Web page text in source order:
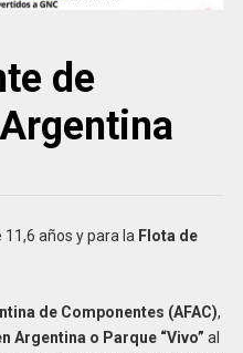
de
años y para la Flota de
de Componentes (AFAC),
Argentina o Parque “Vivo” al